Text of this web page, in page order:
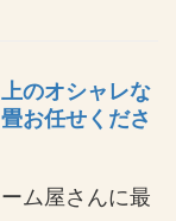
のオシャレな
お任せくださ
ム屋さんに最